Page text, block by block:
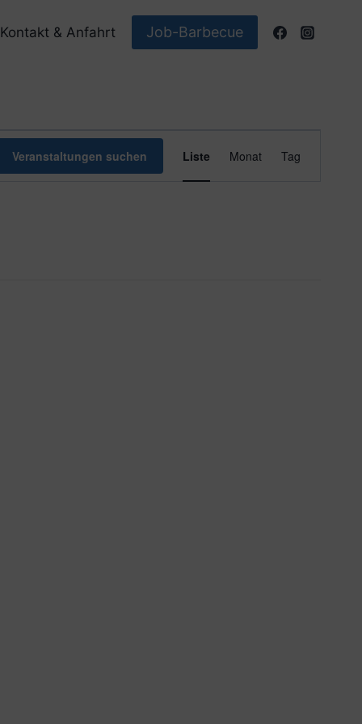
Kontakt & Anfahrt Job-Barbecue
Veranstaltungen suchen Liste Monat Tag